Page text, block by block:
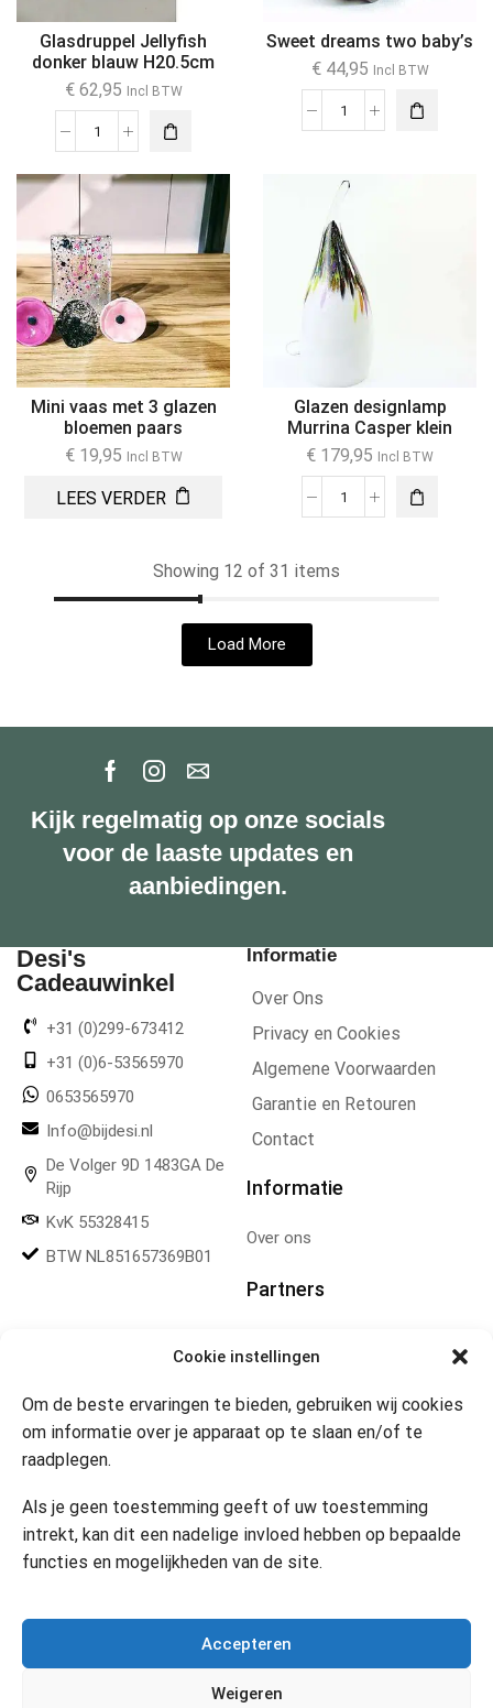
Cookie instellingen
Om de beste ervaringen te bieden, gebruiken wij cookies
om informatie over je apparaat op te slaan en/of te
raadplegen.
Als je geen toestemming geeft of uw toestemming
intrekt, kan dit een nadelige invloed hebben op bepaalde
functies en mogelijkheden van de site.
Accepteren
Weigeren
Glasdruppel Jellyfish
donker blauw H20.5cm
€62,95 Incl BTW
Sweet dreams two baby’s
€44,95 Incl BTW
Mini vaas met 3 glazen
bloemen paars
€19,95 Incl BTW
LEES VERDER
Glazen designlamp
Murrina Casper klein
€ 179,95 Incl BTW
Showing 12 of 31 items
Load More
Kijk regelmatig op onze socials
voor de laaste updates en
aanbiedingen.
Desi's
Cadeauwinkel
+31 (0)299-673412
+31 (0)6-53565970
0653565970
Info@bijdesi.nl
De Volger 9D 1483GA De
Rijp
KvK 55328415
BTW NL851657369B01
Informatie
Over Ons
Privacy en Cookies
Algemene Voorwaarden
Garantie en Retouren
Contact
Informatie
Over ons
Partners
Openingstijden
Website 24/7
Contact
in te schakelen
Copyright © 2024 Desi’s Cadeauwinkel –Bijdesi.nl.